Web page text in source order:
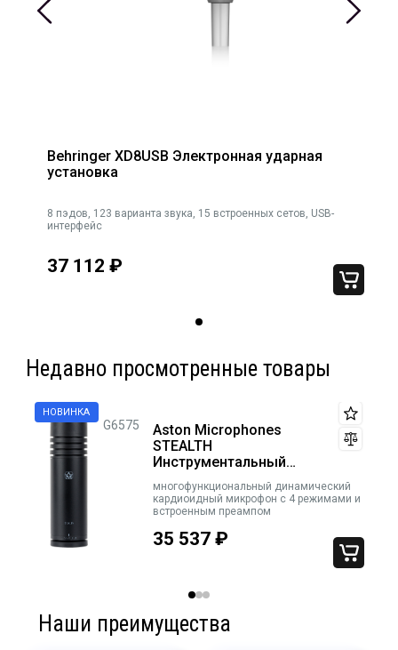
Behringer XD8USB Электронная ударная
установка
8 пэдов, 123 варианта звука, 15 встроенных сетов, USB-
интерфейс
37 112 ₽
Недавно просмотренные товары
G6575
Aston Microphones
STEALTH
Инструментальный
микрофон
многофункциональный динамический
кардиоидный микрофон с 4 режимами и
встроенным преампом
35 537₽
Наши преимущества